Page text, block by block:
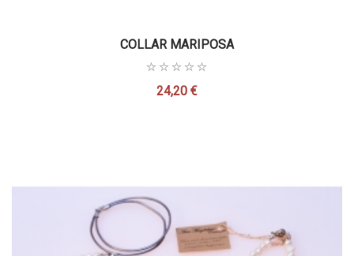
COLLAR MARIPOSA
Precio
24,20 €